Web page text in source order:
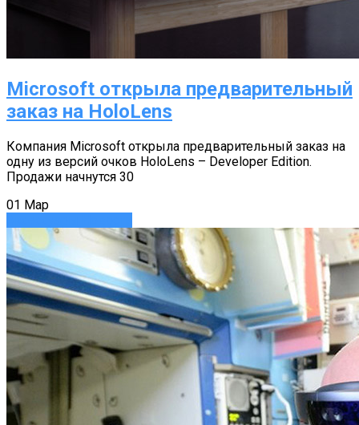
Microsoft открыла предварительный
заказ на HoloLens
Компания Microsoft открыла предварительный заказ на
одну из версий очков HoloLens – Developer Edition.
Продажи начнутся 30
01 Мар